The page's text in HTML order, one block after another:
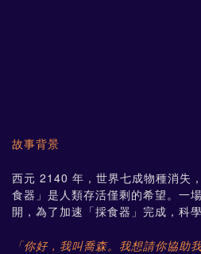
故事背景
西元 2140 年，世界七成物種消失
食器」是人類存活僅剩的希望。一
開，為了加速「採食器」完成，科
「你好，我叫喬森。我想請你協